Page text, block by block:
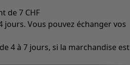
de 7 CHF
jours. Vous pouvez échanger vos
4 à 7 jours, si la marchandise est